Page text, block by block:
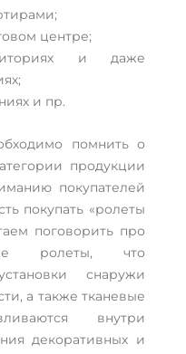
центре;
и даже
и пр.
помнить о
продукции
покупателей
покупать «ролеты
поговорить про
ролеты, что
снаружи
а также тканевые
внутри
декоративных и